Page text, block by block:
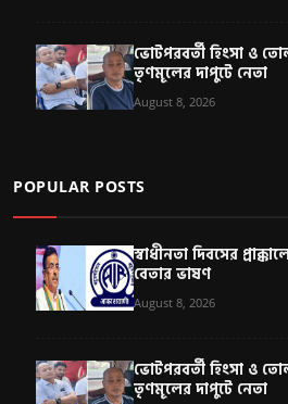
ভোটপরবর্তী হিংসা ও
তৃণমূলের দাপুটে নেতা
August 8, 2026
POPULAR POSTS
স্বাধীনতা দিবসের
বেতার ভাষণ
August 8, 2026
ভোটপরবর্তী হিংসা ও
তৃণমূলের দাপুটে নেতা